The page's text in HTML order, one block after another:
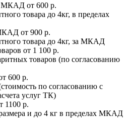
МКАД от 600 р.
товара до 4кг, в пределах
МКАД от 900 р.
товара до 4кг, за МКАД
от 1 100 р.
товаров (по согласованию
600 р.
по согласованию с
услуг ТК)
1100 р.
и до 4 кг в пределах МКАД